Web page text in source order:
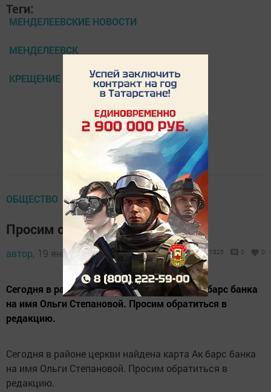
Теги:
МЕНДЕЛЕЕВСКИЕ НОВОСТИ
МЕНДЕЛЕЕВСК
КРЕЩЕНИЕ
ОБЩЕСТВО
Просим откликнуться
автор, 19 января 2016 - 08:04 1325 0 0
Сегодня в районе церкви найдена карта Ак барс банка
на имя Ольги Степановой. Просим обратиться в
редакцию.
Сегодня в районе церкви найдена карта Ак барс банка
на имя Ольги Степановой. Просим обратиться в
редакцию.